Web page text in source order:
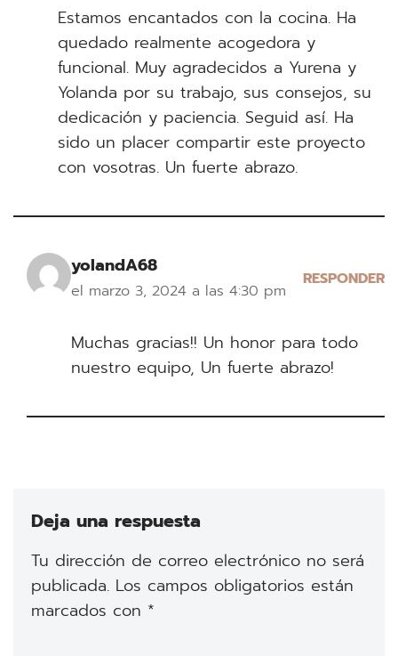
Estamos encantados con la cocina. Ha
quedado realmente acogedora y
funcional. Muy agradecidos a Yurena y
Yolanda por su trabajo, sus consejos, su
dedicación y paciencia. Seguid así. Ha
sido un placer compartir este proyecto
con vosotras. Un fuerte abrazo.
yolandA68
el marzo 3, 2024 a las 4:30 pm
RESPONDER
Muchas gracias!! Un honor para todo
nuestro equipo, Un fuerte abrazo!
Deja una respuesta
Tu dirección de correo electrónico no será
publicada. Los campos obligatorios están
marcados con *